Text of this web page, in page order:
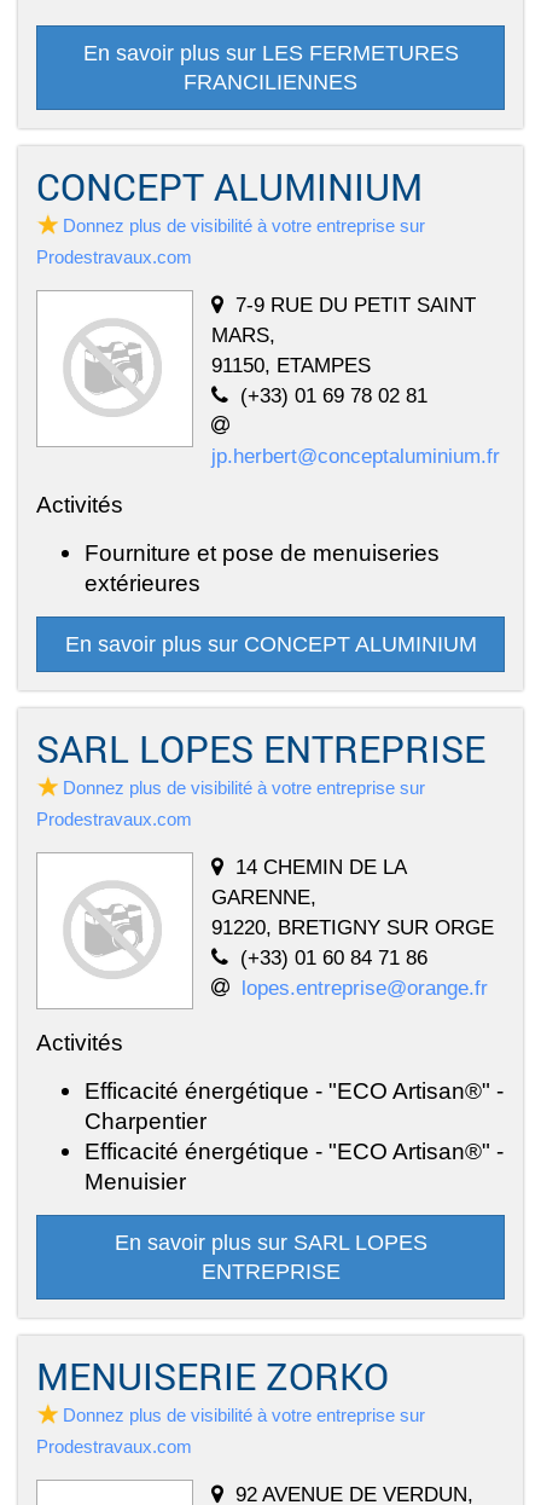
En savoir plus sur LES FERMETURES
FRANCILIENNES
CONCEPT ALUMINIUM
Donnez plus de visibilité à votre entreprise sur
Prodestravaux.com
7-9 RUE DU PETIT SAINT
MARS,
91150, ETAMPES
(+33) 01 69 78 02 81
jp.herbert@conceptaluminium.fr
Activités
Fourniture et pose de menuiseries
extérieures
En savoir plus sur CONCEPT ALUMINIUM
SARL LOPES ENTREPRISE
Donnez plus de visibilité à votre entreprise sur
Prodestravaux.com
14 CHEMIN DE LA
GARENNE,
91220, BRETIGNY SUR ORGE
(+33) 01 60 84 71 86
lopes.entreprise@orange.fr
Activités
Efficacité énergétique - "ECO Artisan®" -
Charpentier
Efficacité énergétique - "ECO Artisan®" -
Menuisier
En savoir plus sur SARL LOPES
ENTREPRISE
MENUISERIE ZORKO
Donnez plus de visibilité à votre entreprise sur
Prodestravaux.com
92 AVENUE DE VERDUN,